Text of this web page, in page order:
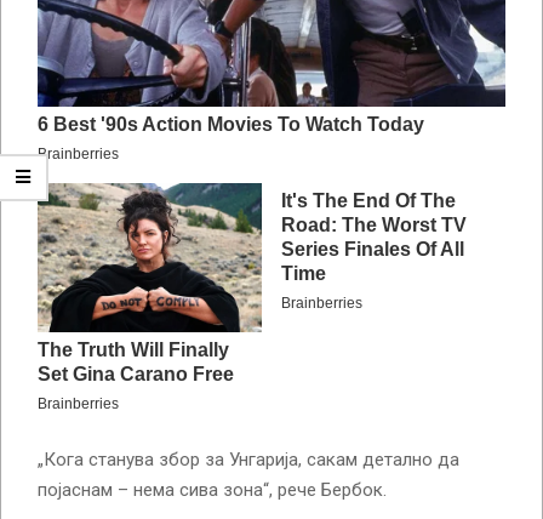
„Кога станува збор за Унгарија, сакам детално да
појаснам – нема сива зона“, рече Бербок.